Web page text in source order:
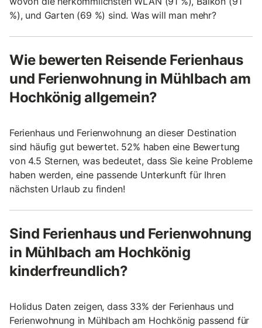
%), und Garten (69 %) sind. Was will man mehr?
Wie bewerten Reisende Ferienhaus
und Ferienwohnung in Mühlbach am
Hochkönig allgemein?
Ferienhaus und Ferienwohnung an dieser Destination
sind häufig gut bewertet. 52% haben eine Bewertung
von 4.5 Sternen, was bedeutet, dass Sie keine Probleme
haben werden, eine passende Unterkunft für Ihren
nächsten Urlaub zu finden!
Sind Ferienhaus und Ferienwohnung
in Mühlbach am Hochkönig
kinderfreundlich?
Holidus Daten zeigen, dass 33% der Ferienhaus und
Ferienwohnung in Mühlbach am Hochkönig passend für